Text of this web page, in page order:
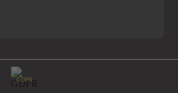
GDPR